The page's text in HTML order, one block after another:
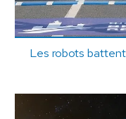
Les robots